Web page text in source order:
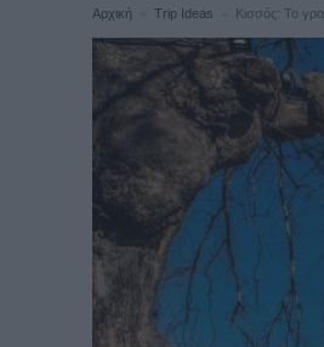
Αρχική Trip Ideas Κισσός: Το